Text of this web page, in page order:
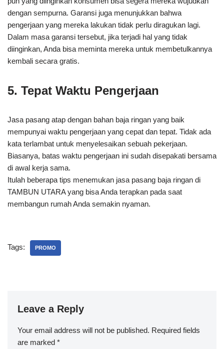
dengan sempurna. Garansi juga menunjukkan bahwa
pengerjaan yang mereka lakukan tidak perlu diragukan lagi.
Dalam masa garansi tersebut, jika terjadi hal yang tidak
diinginkan, Anda bisa meminta mereka untuk membetulkannya
kembali secara gratis.
5. Tepat Waktu Pengerjaan
Jasa pasang atap dengan bahan baja ringan yang baik
mempunyai waktu pengerjaan yang cepat dan tepat. Tidak ada
kata terlambat untuk menyelesaikan sebuah pekerjaan.
Biasanya, batas waktu pengerjaan ini sudah disepakati bersama
di awal kerja sama.
Itulah beberapa tips menemukan jasa pasang baja ringan di
TAMBUN UTARA yang bisa Anda terapkan pada saat
membangun rumah Anda semakin nyaman.
Tags: PROMO
Leave a Reply
Your email address will not be published. Required fields
are marked *